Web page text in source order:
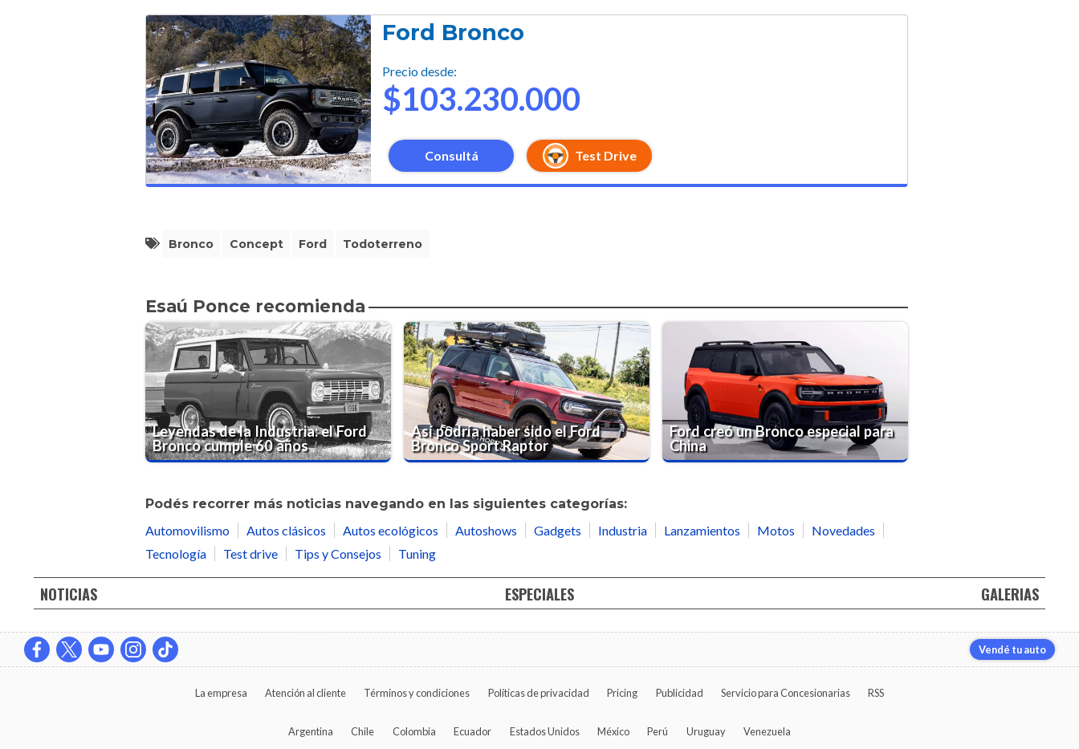
Ford Bronco
Precio desde:
$103.230.000
Consultá Test Drive
Bronco Concept Ford Todoterreno
Esaú Ponce recomienda
Leyendas de la Industria: el Ford
Bronco cumple 60 años
Así podría haber sido el Ford
Bronco Sport Raptor
Ford creó un Bronco especial para
China
Podés recorrer más noticias navegando en las siguientes categorías:
Automovilismo
Autos clásicos Autos ecológicos Autoshows Gadgets Industria Lanzamientos Motos
Novedades
Tecnología
Test drive Tips y Consejos Tuning
NOTICIAS ESPECIALES GALERIAS
Vendé tu auto
La empresa Atención al cliente Términos y condiciones Políticas de privacidad Pricing Publicidad Servicio para Concesionarias RSS
Argentina Chile Colombia Ecuador Estados Unidos México Perú Uruguay Venezuela